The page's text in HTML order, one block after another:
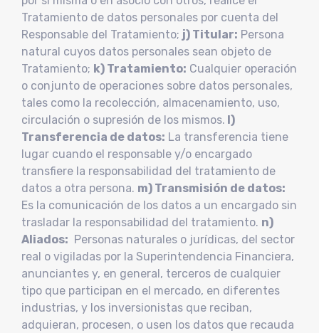
Tratamiento de datos personales por cuenta del
Responsable del Tratamiento; j) Titular: Persona
natural cuyos datos personales sean objeto de
Tratamiento; k) Tratamiento: Cualquier operación
o conjunto de operaciones sobre datos personales,
tales como la recolección, almacenamiento, uso,
circulación o supresión de los mismos. l)
Transferencia de datos: La transferencia tiene
lugar cuando el responsable y/o encargado
transfiere la responsabilidad del tratamiento de
datos a otra persona. m) Transmisión de datos:
Es la comunicación de los datos a un encargado sin
trasladar la responsabilidad del tratamiento. n)
Aliados: Personas naturales o jurídicas, del sector
real o vigiladas por la Superintendencia Financiera,
anunciantes y, en general, terceros de cualquier
tipo que participan en el mercado, en diferentes
industrias, y los inversionistas que reciban,
adquieran, procesen, o usen los datos que recauda